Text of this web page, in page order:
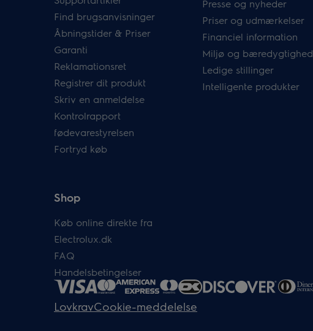
Find brugsanvisninger
Åbningstider & Priser
Garanti
Reklamationsret
Registrer dit produkt
Skriv en anmeldelse
Kontrolrapport
fødevarestyrelsen
Fortryd køb
Presse og nyheder
Priser og udmærkelser
Financiel information
Miljø og bæredygtighed
Ledige stillinger
Intelligente produkter
Shop
Køb online direkte fra
Electrolux.dk
FAQ
Handelsbetingelser
LovkravCookie-meddelelse